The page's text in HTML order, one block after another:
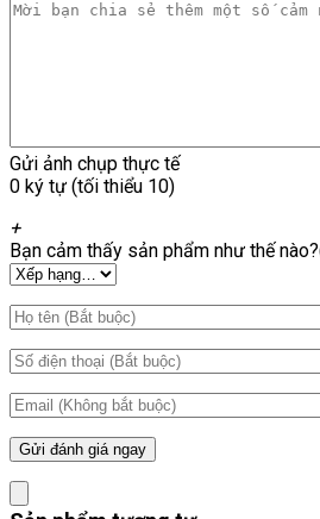
Gửi ảnh chụp thực tế
0 ký tự (tối thiểu 10)
+
Bạn cảm thấy sản phẩm như thế